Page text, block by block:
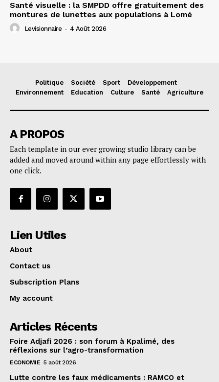
Santé visuelle : la SMPDD offre gratuitement des
montures de lunettes aux populations à Lomé
Levisionnaire - 4 Août 2026
Politique Société Sport
Développement
Environnement
Education Culture Santé Agriculture
A PROPOS
Each template in our ever growing studio library can be
added and moved around within any page effortlessly with
one click.
Lien Utiles
About
Contact us
Subscription Plans
My account
Articles Récents
Foire Adjafi 2026 : son forum à Kpalimé, des
réflexions sur l’agro-transformation
ECONOMIE 5 août 2026
Lutte contre les faux médicaments : RAMCO et